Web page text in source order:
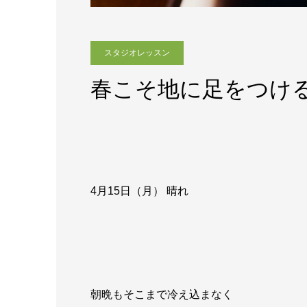
スタジオレッスン
春こそ地に足をつけ
4月15日（月） 晴れ
朝晩もそこまで冷え込まなく